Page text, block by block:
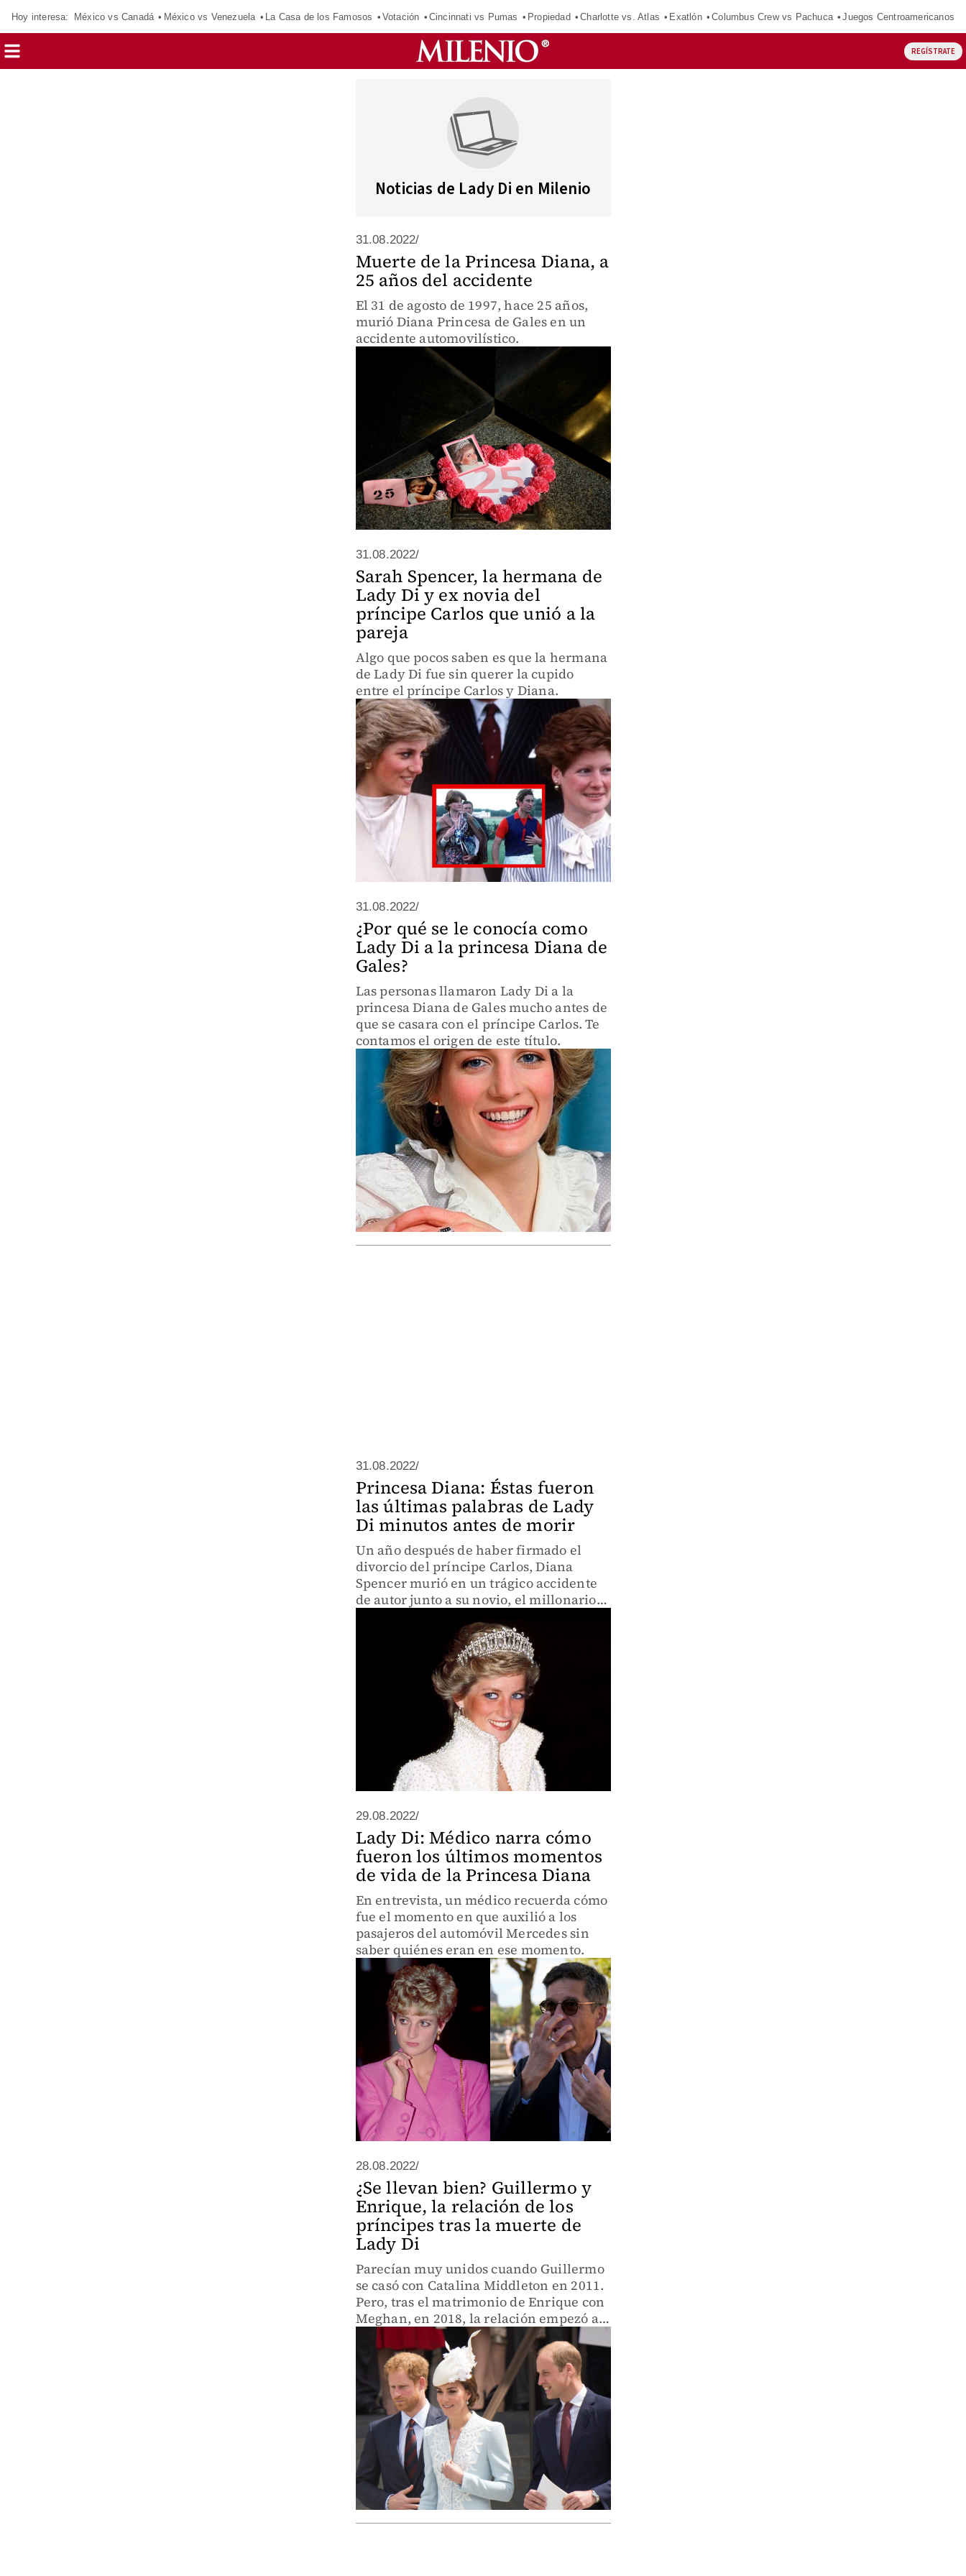
Hoy interesa: México vs Canadá México vs Venezuela La Casa de los Famosos Votación Cincinnati vs Pumas Propiedad Charlotte vs. Atlas Exatlón Columbus Crew vs Pachuca Juegos Centroamericanos
REGÍSTRATE
Noticias de Lady Di en Milenio
31.08.2022/
Muerte de la Princesa Diana, a
25 años del accidente
El 31 de agosto de 1997, hace 25 años,
murió Diana Princesa de Gales en un
accidente automovilístico.
31.08.2022/
Sarah Spencer, la hermana de
Lady Di y ex novia del
príncipe Carlos que unió a la
pareja
Algo que pocos saben es que la hermana
de Lady Di fue sin querer la cupido
entre el príncipe Carlos y Diana.
31.08.2022/
¿Por qué se le conocía como
Lady Di a la princesa Diana de
Gales?
Las personas llamaron Lady Di a la
princesa Diana de Gales mucho antes de
que se casara con el príncipe Carlos. Te
contamos el origen de este título.
31.08.2022/
Princesa Diana: Éstas fueron
las últimas palabras de Lady
Di minutos antes de morir
Un año después de haber firmado el
divorcio del príncipe Carlos, Diana
Spencer murió en un trágico accidente
de autor junto a su novio, el millonario
29.08.2022/
Lady Di: Médico narra cómo
fueron los últimos momentos
de vida de la Princesa Diana
En entrevista, un médico recuerda cómo
fue el momento en que auxilió a los
pasajeros del automóvil Mercedes sin
saber quiénes eran en ese momento.
28.08.2022/
¿Se llevan bien? Guillermo y
Enrique, la relación de los
príncipes tras la muerte de
Lady Di
Parecían muy unidos cuando Guillermo
se casó con Catalina Middleton en 2011.
Pero, tras el matrimonio de Enrique con
Meghan, en 2018, la relación empezó a
tensarse.